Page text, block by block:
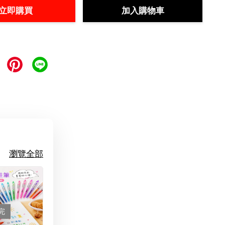
即購買 加入購物車
瀏覽全部